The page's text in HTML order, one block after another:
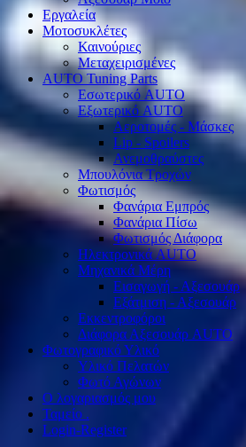
Εργαλεία
Μοτοσυκλέτες
Καινούριες
Μεταχειρισμένες
AUTO Tuning Parts
Εσωτερικό AUTO
Εξωτερικό AUTO
Αεροτομές - Μάσκες
Lip - Spoilers
Ανεμοθραύστες
Μπουλόνια Τροχών
Φωτισμός
Φανάρια Εμπρός
Φανάρια Πίσω
Φωτισμός Διάφορα
Ηλεκτρονικά AUTO
Μηχανικά Μέρη
Εισαγωγή - Αξεσουάρ
Εξάτμιση - Αξεσουάρ
Εκκεντροφόροι
Διάφορα Αξεσουάρ AUTO
Φωτογραφικό Υλικό
Υλικό Πελατών
Φωτό Αγώνων
Ο λογαριασμός μου
Ταμείο .
Login-Register